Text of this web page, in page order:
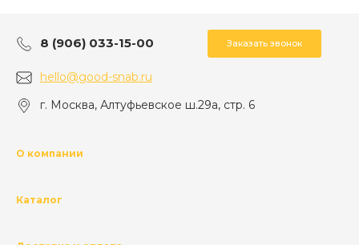
8 (906) 033-15-00 Заказать звонок
hello@good-snab.ru
г. Москва, Алтуфьевское ш.29а, стр. 6
О компании
Каталог